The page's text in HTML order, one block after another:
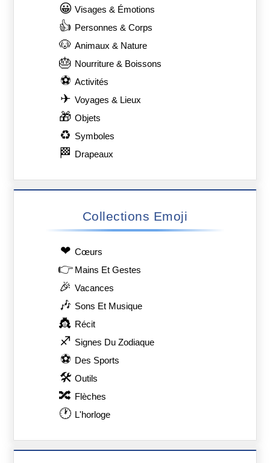
😀 Visages & Émotions
👍 Personnes & Corps
🐶 Animaux & Nature
🎂 Nourriture & Boissons
⚽ Activités
✈ Voyages & Lieux
🎁 Objets
♻ Symboles
🏁 Drapeaux
Collections Emoji
❤ Сœurs
👉 Mains Et Gestes
🎉 Vacances
🎶 Sons Et Musique
👸 Récit
♐ Signes Du Zodiaque
⚽ Des Sports
🛠 Outils
🔀 Flèches
🕐 L'horloge